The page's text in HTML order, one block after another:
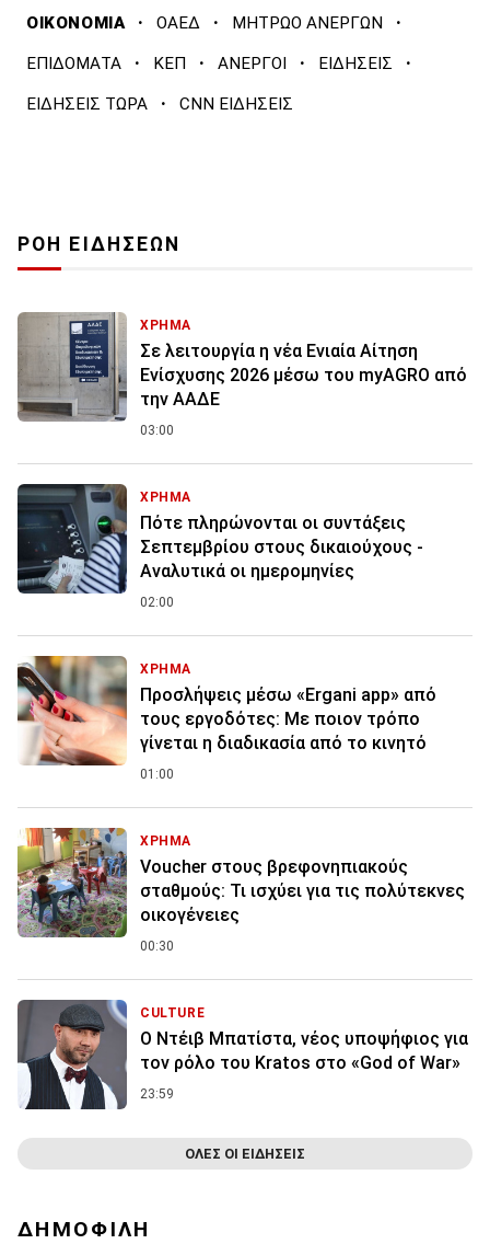
ΟΙΚΟΝΟΜΙΑ · ΟΑΕΔ · ΜΗΤΡΩΟ ΑΝΕΡΓΩΝ ·
ΕΠΙΔΟΜΑΤΑ · ΚΕΠ · ΑΝΕΡΓΟΙ · ΕΙΔΗΣΕΙΣ ·
ΕΙΔΗΣΕΙΣ ΤΩΡΑ · CNN ΕΙΔΗΣΕΙΣ
ΡΟΗ ΕΙΔΗΣΕΩΝ
ΧΡΗΜΑ
Σε λειτουργία η νέα Ενιαία Αίτηση
Ενίσχυσης 2026 μέσω του myAGRO από
την ΑΑΔΕ
03:00
ΧΡΗΜΑ
Πότε πληρώνονται οι συντάξεις
Σεπτεμβρίου στους δικαιούχους -
Αναλυτικά οι ημερομηνίες
02:00
ΧΡΗΜΑ
Προσλήψεις μέσω «Ergani app» από
τους εργοδότες: Με ποιον τρόπο
γίνεται η διαδικασία από το κινητό
01:00
ΧΡΗΜΑ
Voucher στους βρεφονηπιακούς
σταθμούς: Τι ισχύει για τις πολύτεκνες
οικογένειες
00:30
CULTURE
Ο Ντέιβ Μπατίστα, νέος υποψήφιος για
τον ρόλο του Kratos στο «God of War»
23:59
ΟΛΕΣ ΟΙ ΕΙΔΗΣΕΙΣ
ΔΗΜΟΦΙΛΗ